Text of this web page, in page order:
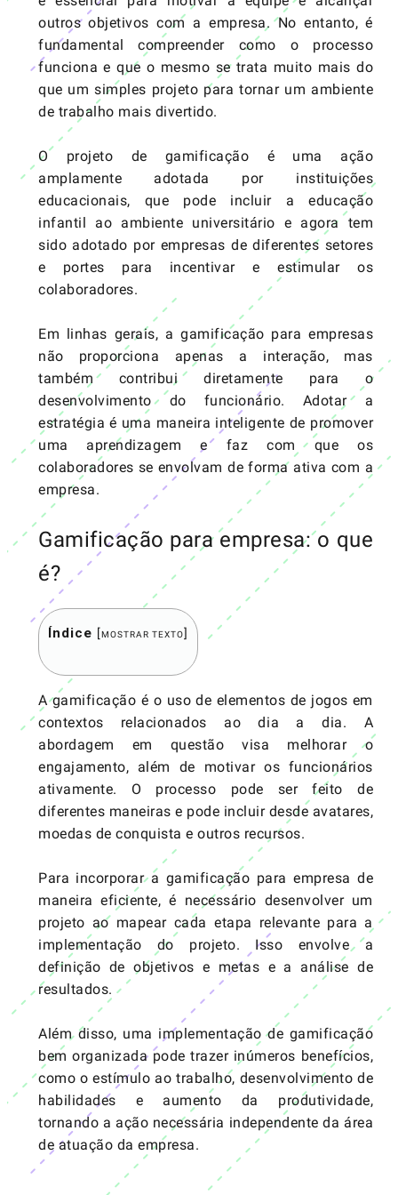
outros objetivos com a empresa. No entanto, é
fundamental compreender como o processo
funciona e que o mesmo se trata muito mais do
que um simples projeto para tornar um ambiente
de trabalho mais divertido.
O projeto de gamificação é uma ação
amplamente adotada por instituições
educacionais, que pode incluir a educação
infantil ao ambiente universitário e agora tem
sido adotado por empresas de diferentes setores
e portes para incentivar e estimular os
colaboradores.
Em linhas gerais, a gamificação para empresas
não proporciona apenas a interação, mas
também contribui diretamente para o
desenvolvimento do funcionário. Adotar a
estratégia é uma maneira inteligente de promover
uma aprendizagem e faz com que os
colaboradores se envolvam de forma ativa com a
empresa.
Gamificação para empresa: o que
é?
Índice [MOSTRAR TEXTO]
A gamificação é o uso de elementos de jogos em
contextos relacionados ao dia a dia. A
abordagem em questão visa melhorar o
engajamento, além de motivar os funcionários
ativamente. O processo pode ser feito de
diferentes maneiras e pode incluir desde avatares,
moedas de conquista e outros recursos.
Para incorporar a gamificação para empresa de
maneira eficiente, é necessário desenvolver um
projeto ao mapear cada etapa relevante para a
implementação do projeto. Isso envolve a
definição de objetivos e metas e a análise de
resultados.
Além disso, uma implementação de gamificação
bem organizada pode trazer inúmeros benefícios,
como o estímulo ao trabalho, desenvolvimento de
habilidades e aumento da produtividade,
tornando a ação necessária independente da área
de atuação da empresa.